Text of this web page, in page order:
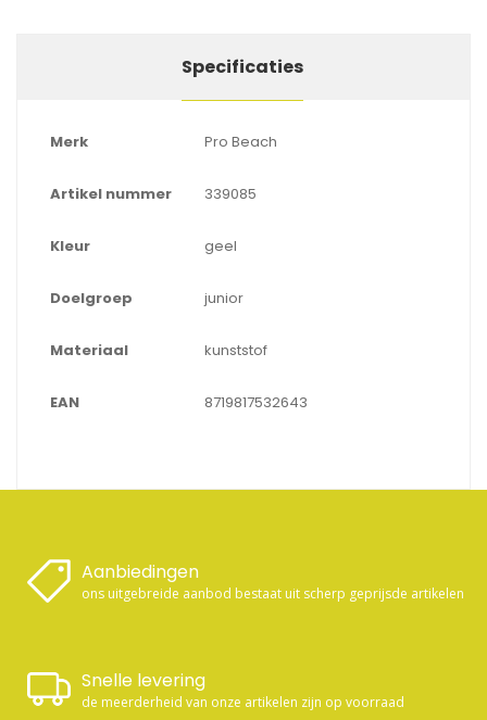
Specificaties
Merk Pro Beach
Artikel nummer 339085
Kleur geel
Doelgroep junior
Materiaal kunststof
EAN 8719817532643
Aanbiedingen
ons uitgebreide aanbod bestaat uit scherp geprijsde artikelen
Snelle levering
de meerderheid van onze artikelen zijn op voorraad